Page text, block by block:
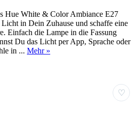
Hue White & Color Ambiance E27
in Dein Zuhause und schaffe eine
Einfach die Lampe in die Fassung
Du das Licht per App, Sprache oder
in ... Mehr »
♡